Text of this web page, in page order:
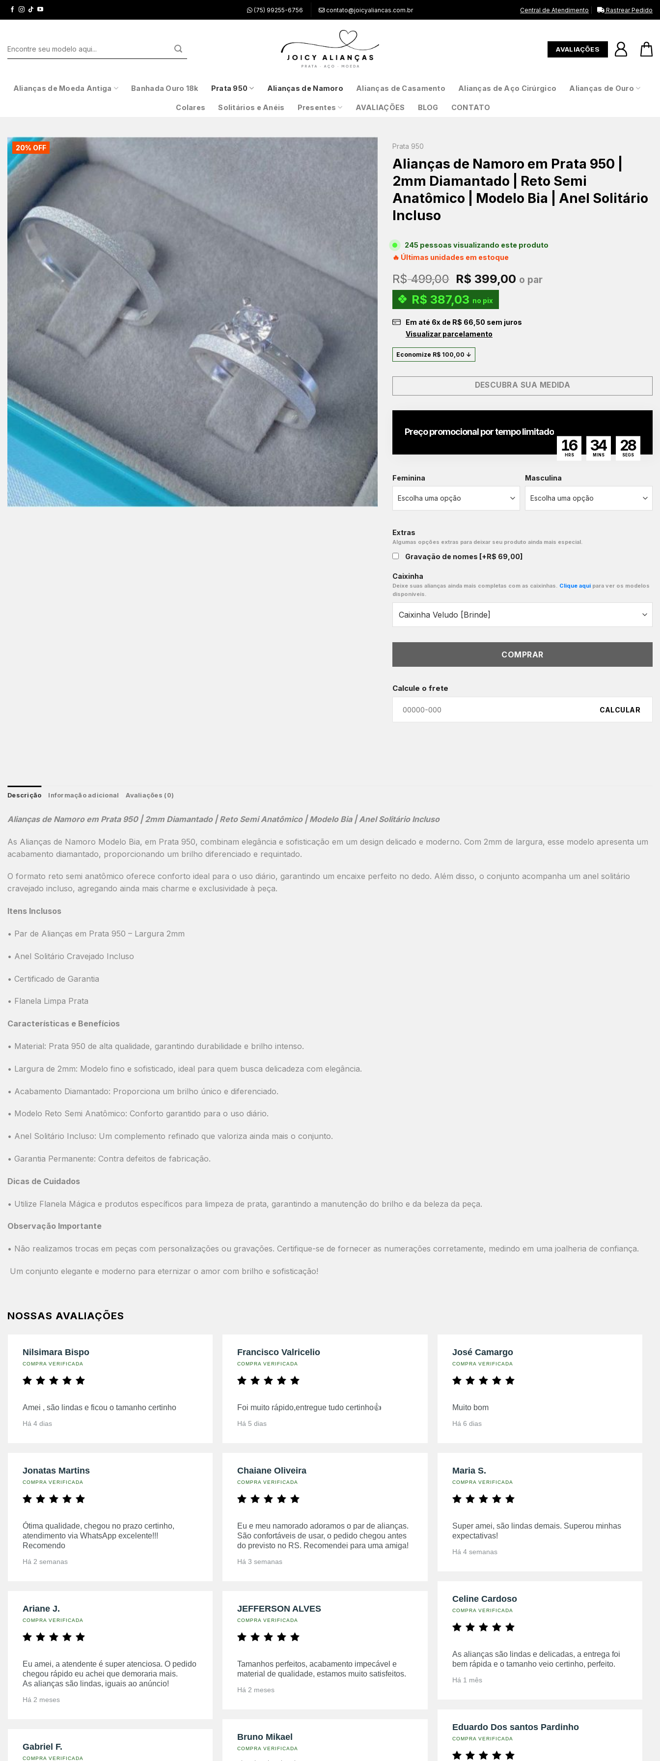
Skip
to
(75) 99255-6756 contato@joicyaliancas.com.br Central de Atendimento Rastrear Pedido
por:
AVALIAÇÕES
Alianças de Moeda Antiga Banhada Ouro 18k Prata 950 Alianças de Namoro Alianças de Casamento Alianças de Aço Cirúrgico Alianças de Ouro
Colares Solitários e Anéis Presentes AVALIAÇÕES BLOG CONTATO
20% OFF Prata 950
Alianças de Namoro em Prata 950 |
2mm Diamantado | Reto Semi
Anatômico | Modelo Bia | Anel Solitário
Incluso
245 pessoas visualizando este produto
🔥 Últimas unidades em estoque
R$499,00 O
preço
original
era:
R$ 499,00.
R$ 399,00 O
R$ 399,00.
o par
R$ 387,03 no pix
Em até 6x de R$ 66,50 sem juros
Visualizar parcelamento
Economize R$ 100,00 ↓
DESCUBRA SUA MEDIDA
Preço promocional por tempo limitado
16
HRS
34
MINS
26
SEGS
Feminina Masculina
Extras
Algumas opções extras para deixar seu produto ainda mais especial.
Gravação de nomes [+R$ 69,00]
Caixinha
Deixe suas alianças ainda mais completas com as caixinhas. Clique aqui para ver os modelos
disponíveis.
COMPRAR
Calcule o frete
CALCULAR
Descrição Informação adicional Avaliações (0)
Alianças de Namoro em Prata 950 | 2mm Diamantado | Reto Semi Anatômico | Modelo Bia | Anel Solitário Incluso
As Alianças de Namoro Modelo Bia, em Prata 950, combinam elegância e sofisticação em um design delicado e moderno. Com 2mm de largura, esse modelo apresenta um
acabamento diamantado, proporcionando um brilho diferenciado e requintado.
O formato reto semi anatômico oferece conforto ideal para o uso diário, garantindo um encaixe perfeito no dedo. Além disso, o conjunto acompanha um anel solitário
cravejado incluso, agregando ainda mais charme e exclusividade à peça.
Itens Inclusos
• Par de Alianças em Prata 950 – Largura 2mm
• Anel Solitário Cravejado Incluso
• Certificado de Garantia
• Flanela Limpa Prata
Características e Benefícios
• Material: Prata 950 de alta qualidade, garantindo durabilidade e brilho intenso.
• Largura de 2mm: Modelo fino e sofisticado, ideal para quem busca delicadeza com elegância.
• Acabamento Diamantado: Proporciona um brilho único e diferenciado.
• Modelo Reto Semi Anatômico: Conforto garantido para o uso diário.
• Anel Solitário Incluso: Um complemento refinado que valoriza ainda mais o conjunto.
• Garantia Permanente: Contra defeitos de fabricação.
Dicas de Cuidados
• Utilize Flanela Mágica e produtos específicos para limpeza de prata, garantindo a manutenção do brilho e da beleza da peça.
Observação Importante
• Não realizamos trocas em peças com personalizações ou gravações. Certifique-se de fornecer as numerações corretamente, medindo em uma joalheria de confiança.
Um conjunto elegante e moderno para eternizar o amor com brilho e sofisticação!
NOSSAS AVALIAÇÕES
Nilsimara Bispo
COMPRA VERIFICADA
Amei , são lindas e ficou o tamanho certinho
Há 4 dias
Jonatas Martins
COMPRA VERIFICADA
Ótima qualidade, chegou no prazo certinho,
atendimento via WhatsApp excelente!!!
Recomendo
Há 2 semanas
Ariane J.
COMPRA VERIFICADA
Eu amei, a atendente é super atenciosa. O pedido
chegou rápido eu achei que demoraria mais.
As alianças são lindas, iguais ao anúncio!
Há 2 meses
Gabriel F.
COMPRA VERIFICADA
Francisco Valricelio
COMPRA VERIFICADA
Foi muito rápido,entregue tudo certinho👍
Há 5 dias
Chaiane Oliveira
COMPRA VERIFICADA
Eu e meu namorado adoramos o par de alianças.
São confortáveis de usar, o pedido chegou antes
do previsto no RS. Recomendei para uma amiga!
Há 3 semanas
JEFFERSON ALVES
COMPRA VERIFICADA
Tamanhos perfeitos, acabamento impecável e
material de qualidade, estamos muito satisfeitos.
Há 2 meses
Bruno Mikael
COMPRA VERIFICADA
José Camargo
COMPRA VERIFICADA
Muito bom
Há 6 dias
Maria S.
COMPRA VERIFICADA
Super amei, são lindas demais. Superou minhas
expectativas!
Há 4 semanas
Celine Cardoso
COMPRA VERIFICADA
As alianças são lindas e delicadas, a entrega foi
bem rápida e o tamanho veio certinho, perfeito.
Há 1 mês
Eduardo Dos santos Pardinho
COMPRA VERIFICADA